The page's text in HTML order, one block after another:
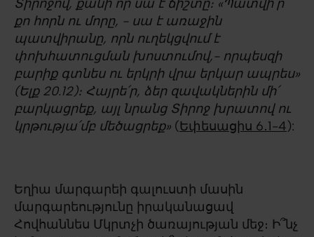
Տիրոջով, քանի որ սա է ճիշտը։ «Պատվի՛ր
քո հորն ու մորը, - սա է առաջին
պատվիրանը, որն ուղեկցվում է
փոխհատուցման խոստումով,- որպեսզի
բարիք գտնես ու երկրի վրա երկար ապրես»
(Ելք 20.12)։ Հայրե՛ր, ձեր զավակներին մի՛
բարկացրեք, այլ նրանց Տիրոջ խրատով ու
կրթությա՛մբ մեծացրեք» (Եփեսացիս 6․1-4):
Եղիա մարգարեի գալուստի մասին
մարգարեությունը իրականացավ
Հովհաննես Մկրտչի ծառայության մեջ։ Ի՞նչ